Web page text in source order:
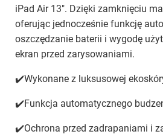
iPad Air 13". Dzięki zamknięciu
oferując jednocześnie funkcję
oszczędzanie baterii i wygodę
ekran przed zarysowaniami.
✔️Wykonane z luksusowej
✔️Funkcja automatycznego
✔️Ochrona przed zadrapaniami i